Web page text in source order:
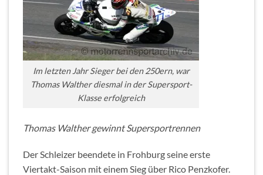
Im letzten Jahr Sieger bei den 250ern, war
Thomas Walther diesmal in der Supersport-
Klasse erfolgreich
Thomas Walther gewinnt Supersportrennen
Der Schleizer beendete in Frohburg seine erste
Viertakt-Saison mit einem Sieg über Rico Penzkofer.